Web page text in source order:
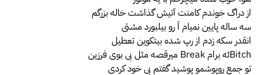
از دراگ خوندم کامنت آتیش گذاشت خاله بزرگم
سه ساله پایین نمیام اَ رو بیلبورد مشتی
انقدر سکه زدم از رپ شده بیتکوین تعطیل
Bitchئه برام Break میرقصه مثل بی بوی فرزین
تو جمع روپوشمو پوشید گفتم بی خود کردی